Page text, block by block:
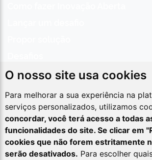
O nosso site usa cookies
Para melhorar a sua experiência na
serviços personalizados, utilizamos
concordar, você terá acesso a todas
funcionalidades do site. Se clicar em
cookies que não forem estritamente
serão desativados. Para escolher
Sobre
Inovações
GnovaRede Inovagov ÉpicosLIIA
Contatos
Asa Sul, SPO Área Especial 2-A, CEP